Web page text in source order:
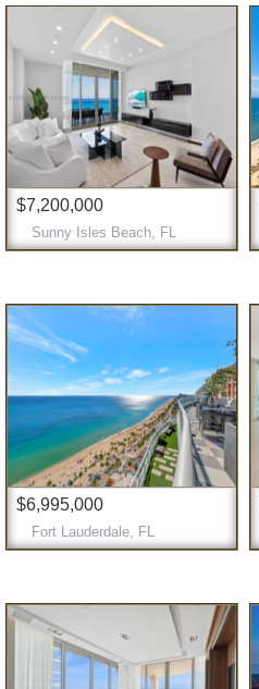
$7,200,000
Sunny Isles Beach, FL
$6,995,000
Fort Lauderdale, FL